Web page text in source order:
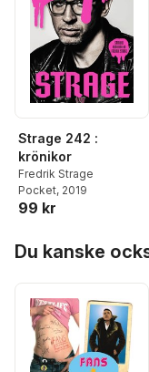
Strage 242 :
krönikor
Fredrik Strage
Pocket, 2019
99 kr
Du kanske